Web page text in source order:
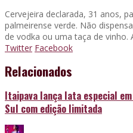
Cervejeira declarada, 31 anos,
palmeirense verde. Não
de vodka ou uma taça de vinho.
Twitter Facebook
Relacionados
Itaipava lança lata especial
Sul com edição limitada